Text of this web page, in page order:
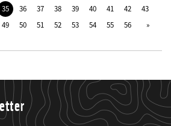
35 36 37 38 39 40 41 42
43
49 50 51 52 53 54 55 56